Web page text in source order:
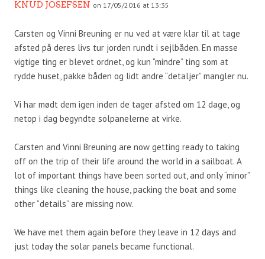
KNUD JOSEFSEN on 17/05/2016 at 13:35
Carsten og Vinni Breuning er nu ved at være klar til at tage
afsted på deres livs tur jorden rundt i sejlbåden. En masse
vigtige ting er blevet ordnet, og kun “mindre” ting som at
rydde huset, pakke båden og lidt andre “detaljer” mangler nu.
Vi har mødt dem igen inden de tager afsted om 12 dage, og
netop i dag begyndte solpanelerne at virke.
Carsten and Vinni Breuning are now getting ready to taking
off on the trip of their life around the world in a sailboat. A
lot of important things have been sorted out, and only “minor”
things like cleaning the house, packing the boat and some
other “details” are missing now.
We have met them again before they leave in 12 days and
just today the solar panels became functional.